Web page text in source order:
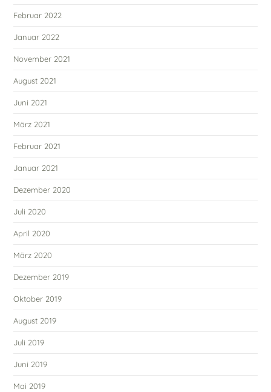
Februar 2022
Januar 2022
November 2021
August 2021
Juni 2021
März 2021
Februar 2021
Januar 2021
Dezember 2020
Juli 2020
April 2020
März 2020
Dezember 2019
Oktober 2019
August 2019
Juli 2019
Juni 2019
Mai 2019